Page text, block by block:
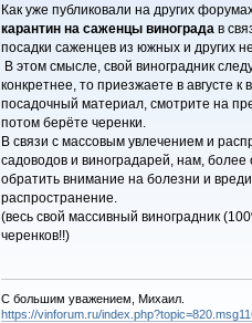
Как уже публиковали на других
карантин на саженцы виноградав
посадки саженцев из южных и других
В этом смысле, свой виноградник
конкретнее, то приезжаете в августе
посадочный материал, смотрите на
потом берёте черенки.
В связи с массовым увлечением и
садоводов и виноградарей, нам,
обратить внимание на болезни и
распространение.
(весь свой массивный виноградник
черенков!!)
С большим уважением, Михаил.
https://vinforum.ru/